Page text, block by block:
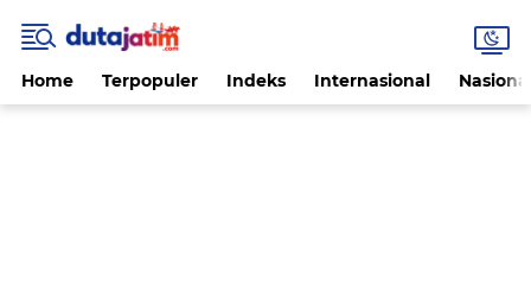
Home Terpopuler Indeks Internasional